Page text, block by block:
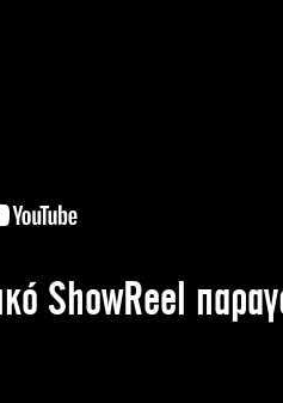
ShowReel